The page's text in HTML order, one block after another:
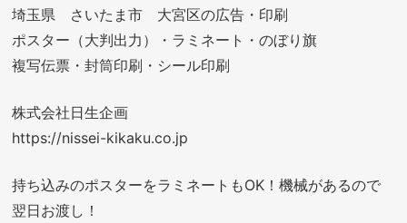
埼玉県 さいたま市 大宮区の広告・印刷
ポスター（大判出力）・ラミネート・のぼり旗
複写伝票・封筒印刷・シール印刷
株式会社日生企画
https://nissei-kikaku.co.jp
持ち込みのポスターをラミネートもOK！機械があるので
翌日お渡し！